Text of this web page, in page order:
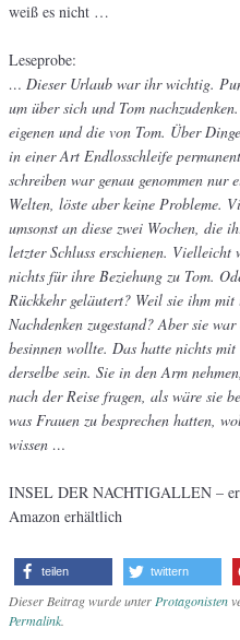
weiß es nicht …
Leseprobe:
… Dieser Urlaub war ihr wichtig.
um über sich und Tom
eigenen und die von Tom. Über
in einer Art Endlosschleife
schreiben war genau genommen nur
Welten, löste aber keine Probleme.
umsonst an diese zwei Wochen, die
letzter Schluss erschienen.
nichts für ihre Beziehung zu Tom.
Rückkehr geläutert? Weil sie ihm
Nachdenken zugestand? Aber sie
besinnen wollte. Das hatte nichts
derselbe sein. Sie in den Arm
nach der Reise fragen, als wäre sie
was Frauen zu besprechen hatten,
wissen …
INSEL DER NACHTIGALLEN –
Amazon erhältlich
teilen twittern
Dieser Beitrag wurde unterProtagonisten
Permalink.